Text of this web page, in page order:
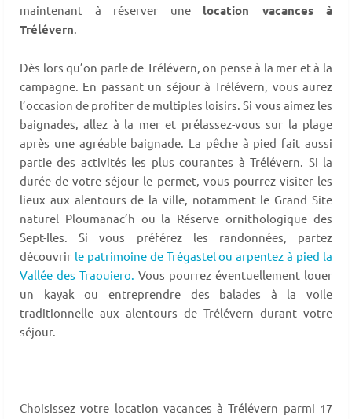
maintenant à réserver une location vacances à
Trélévern.
Dès lors qu’on parle de Trélévern, on pense à la mer et à la
campagne. En passant un séjour à Trélévern, vous aurez
l’occasion de profiter de multiples loisirs. Si vous aimez les
baignades, allez à la mer et prélassez-vous sur la plage
après une agréable baignade. La pêche à pied fait aussi
partie des activités les plus courantes à Trélévern. Si la
durée de votre séjour le permet, vous pourrez visiter les
lieux aux alentours de la ville, notamment le Grand Site
naturel Ploumanac’h ou la Réserve ornithologique des
Sept-Iles. Si vous préférez les randonnées, partez
découvrir le patrimoine de Trégastel ou arpentez à pied la
Vallée des Traouiero. Vous pourrez éventuellement louer
un kayak ou entreprendre des balades à la voile
traditionnelle aux alentours de Trélévern durant votre
séjour.
Choisissez votre location vacances à Trélévern parmi 17